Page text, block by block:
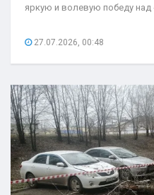
яркую и волевую победу над
27.07.2026, 00:48